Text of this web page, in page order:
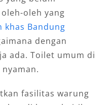
oleh yang
khas Bandung
dengan
ada. Toilet umum di
fasilitas warung